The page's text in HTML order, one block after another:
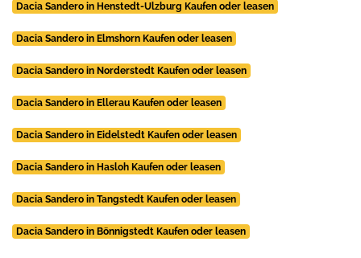
Dacia Sandero in Henstedt-Ulzburg Kaufen oder leasen
Dacia Sandero in Elmshorn Kaufen oder leasen
Dacia Sandero in Norderstedt Kaufen oder leasen
Dacia Sandero in Ellerau Kaufen oder leasen
Dacia Sandero in Eidelstedt Kaufen oder leasen
Dacia Sandero in Hasloh Kaufen oder leasen
Dacia Sandero in Tangstedt Kaufen oder leasen
Dacia Sandero in Bönnigstedt Kaufen oder leasen